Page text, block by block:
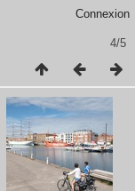
Connexion
4/5